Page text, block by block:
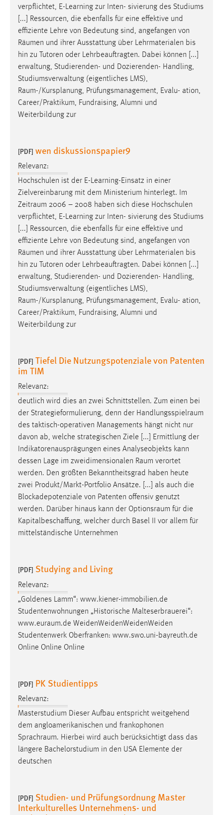
verpflichtet, E-Learning zur Inten- sivierung des Studiums
[...] Ressourcen, die ebenfalls für eine effektive und
effiziente Lehre von Bedeutung sind, angefangen von
Räumen und ihrer Ausstattung über Lehrmaterialen bis
hin zu Tutoren oder Lehrbeauftragten. Dabei können [...]
erwaltung, Studierenden- und Dozierenden- Handling,
Studiumsverwaltung (eigentliches LMS),
Raum-/Kursplanung, Prüfungsmanagement, Evalu- ation,
Career/Praktikum, Fundraising, Alumni und
Weiterbildung zur
[PDF] wen diskussionspapier9
Relevanz:
Hochschulen ist der E-Learning-Einsatz in einer
Zielvereinbarung mit dem Ministerium hinterlegt. Im
Zeitraum 2006 – 2008 haben sich diese Hochschulen
verpflichtet, E-Learning zur Inten- sivierung des Studiums
[...] Ressourcen, die ebenfalls für eine effektive und
effiziente Lehre von Bedeutung sind, angefangen von
Räumen und ihrer Ausstattung über Lehrmaterialen bis
hin zu Tutoren oder Lehrbeauftragten. Dabei können [...]
erwaltung, Studierenden- und Dozierenden- Handling,
Studiumsverwaltung (eigentliches LMS),
Raum-/Kursplanung, Prüfungsmanagement, Evalu- ation,
Career/Praktikum, Fundraising, Alumni und
Weiterbildung zur
[PDF] Tiefel Die Nutzungspotenziale von Patenten
im TIM
Relevanz:
deutlich wird dies an zwei Schnittstellen. Zum einen bei
der Strategieformulierung, denn der Handlungsspielraum
des taktisch-operativen Managements hängt nicht nur
davon ab, welche strategischen Ziele [...] Ermittlung der
Indikatorenausprägungen eines Analyseobjekts kann
dessen Lage im zweidimensionalen Raum verortet
werden. Den größten Bekanntheitsgrad haben heute
zwei Produkt/Markt-Portfolio Ansätze. [...] als auch die
Blockadepotenziale von Patenten offensiv genutzt
werden. Darüber hinaus kann der Optionsraum für die
Kapitalbeschaffung, welcher durch Basel II vor allem für
mittelständische Unternehmen
[PDF] Studying and Living
Relevanz:
„Goldenes Lamm“: www.kiener-immobilien.de
Studentenwohnungen „Historische Malteserbrauerei“:
www.euraum.de WeidenWeidenWeidenWeiden
Studentenwerk Oberfranken: www.swo.uni-bayreuth.de
Online Online Online
[PDF] PK Studientipps
Relevanz:
Masterstudium Dieser Aufbau entspricht weitgehend
dem angloamerikanischen und frankophonen
Sprachraum. Hierbei wird auch berücksichtigt dass das
längere Bachelorstudium in den USA Elemente der
deutschen
[PDF] Studien- und Prüfungsordnung Master
Interkulturelles Unternehmens- und
Zweck:
Wird benötigt um die Chatfunktion nutzen zu können.
Cookie Laufzeit:
MibewSessionID, mibew-chat-frame-style-
5e9dbeb1811c0446 = Sitzungslaufzeit, mibew_locale = 3
Login
Zweck:
einloggen zu können.
Cookie Laufzeit:
24 Stunden
STATISTIK
Statistik Cookies erfassen Informationen anonym.
Diese Informationen helfen uns zu verstehen, wie
unsere Besucher unsere Website nutzen.
Matomo
Name:
Zweck:
Zugriffsstatistik
Cookie Laufzeit:
Max. 13 Monate
MARKETING
Marketing Cookies werden von Drittanbietern
verwendet, um personalisierte Werbung anzuzeigen.
Sie tun dies, indem sie Besucher über Websites
hinweg verfolgen.
Google Ads
Name:
Google Ireland Limited
Conversion-Tracking
Cookie Laufzeit:
Name:
Anbieter:
Facebook
Zweck:
Conversion-Tracking